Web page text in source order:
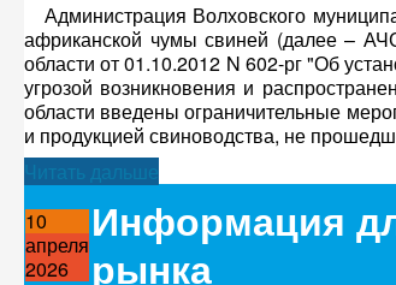
Администрация Волховского
африканской чумы свиней (далее –
области от 01.10.2012 N 602-рг "Об
угрозой возникновения и
области введены ограничительные
и продукцией свиноводства, не
Читать дальше
10
апреля
2026
Информация
рынка